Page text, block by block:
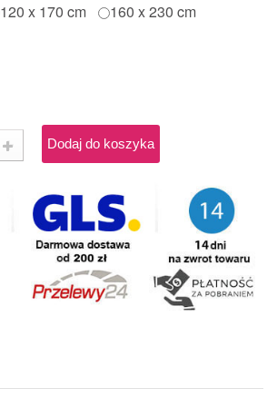
120 x 170 cm 160 x 230 cm
Dodaj do koszyka